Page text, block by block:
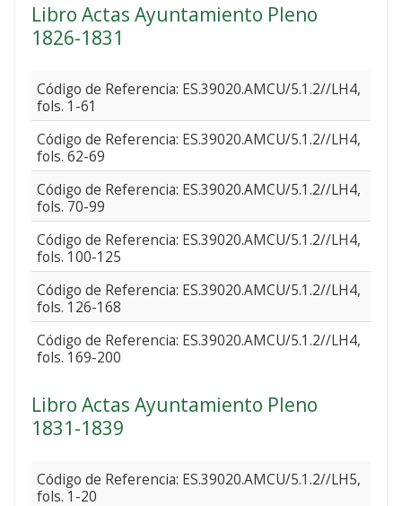
Libro Actas Ayuntamiento Pleno
1826-1831
Código de Referencia: ES.39020.AMCU/5.1.2//LH4,
fols. 1-61
Código de Referencia: ES.39020.AMCU/5.1.2//LH4,
fols. 62-69
Código de Referencia: ES.39020.AMCU/5.1.2//LH4,
fols. 70-99
Código de Referencia: ES.39020.AMCU/5.1.2//LH4,
fols. 100-125
Código de Referencia: ES.39020.AMCU/5.1.2//LH4,
fols. 126-168
Código de Referencia: ES.39020.AMCU/5.1.2//LH4,
fols. 169-200
Libro Actas Ayuntamiento Pleno
1831-1839
Código de Referencia: ES.39020.AMCU/5.1.2//LH5,
fols. 1-20